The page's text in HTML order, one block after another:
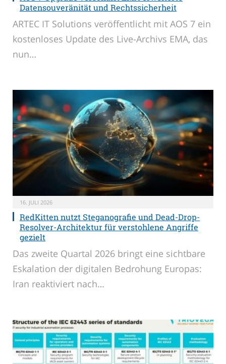
Datensouveränität und Rechtssicherheit
ARTEC IT Solutions veröffentlicht mit AOS 7 ein
kostenloses Update des Live-Archivs EMA, das
nun…
16. JULI 2026
RedKitten nutzt Steganografie und Dead-Drop-
Resolver-Architektur für verstohlene Angriffe
gezielt
Das zweite Quartal 2026 bringt eine sichtbare
Eskalation der digitalen Bedrohung Europas:
Iran reaktiviert nach…